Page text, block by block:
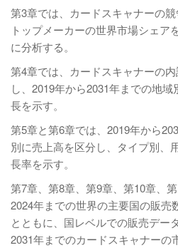
第3章では、カードスキャナーの競
トップメーカーの世界市場シェア
に分析する。
第4章では、カードスキャナーの
し、2019年から2031年までの地
長を示す。
第5章と第6章では、2019年から
別に売上高を区分し、タイプ別、
長率を示す。
第7章、第8章、第9章、第10章、
2024年までの世界の主要国の販売
とともに、国レベルでの販売デー
2031年までのカードスキャナーの